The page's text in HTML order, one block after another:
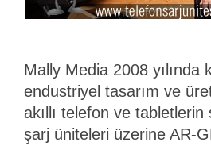
Mally Media 2008
endustriyel tasarım ve
akıllı telefon ve
şarj üniteleri üzerine AR-